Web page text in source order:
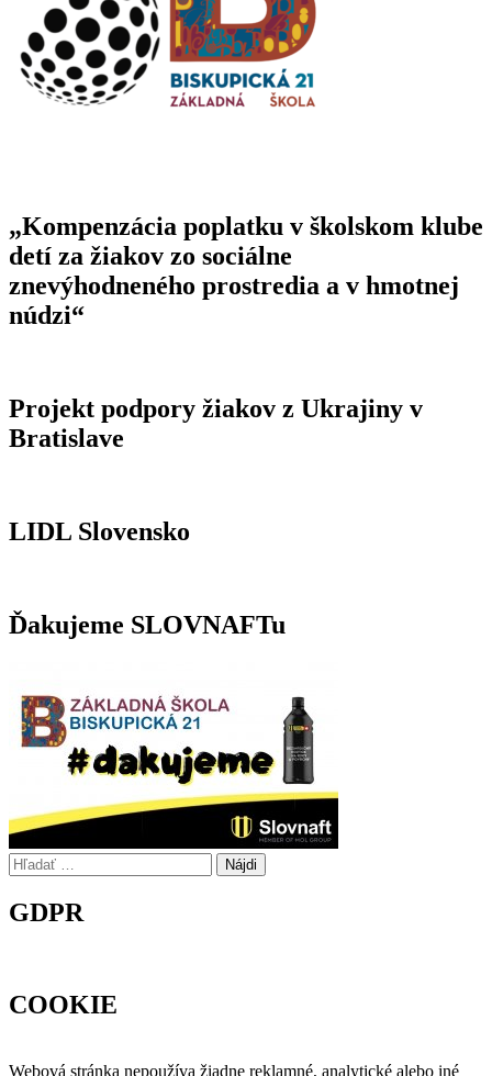
„Kompenzácia poplatku v školskom klube
detí za žiakov zo sociálne
znevýhodneného prostredia a v hmotnej
núdzi“
Projekt podpory žiakov z Ukrajiny v
Bratislave
LIDL Slovensko
Ďakujeme SLOVNAFTu
Hľadať:
GDPR
COOKIE
Webová stránka nepoužíva žiadne reklamné, analytické alebo iné